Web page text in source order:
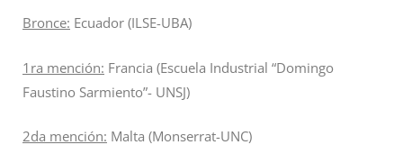
Bronce: Ecuador (ILSE-UBA)
1ra mención: Francia (Escuela Industrial “Domingo
Faustino Sarmiento”- UNSJ)
2da mención: Malta (Monserrat-UNC)